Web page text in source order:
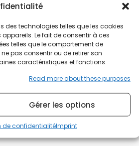
des technologies telles que les cookies
Le fait de consentir à ces
telles que le comportement de
pas consentir ou de retirer son
caractéristiques et fonctions.
Read more about these purposes
Gérer les options
de confidentialitéImprint
quasiment finalisés, et
En cause, l'accord liant
qui bloque toute annonce.
le week-end de Brno, en
n'est pas finalisé. Parmi
chez Honda, Francesco
2027